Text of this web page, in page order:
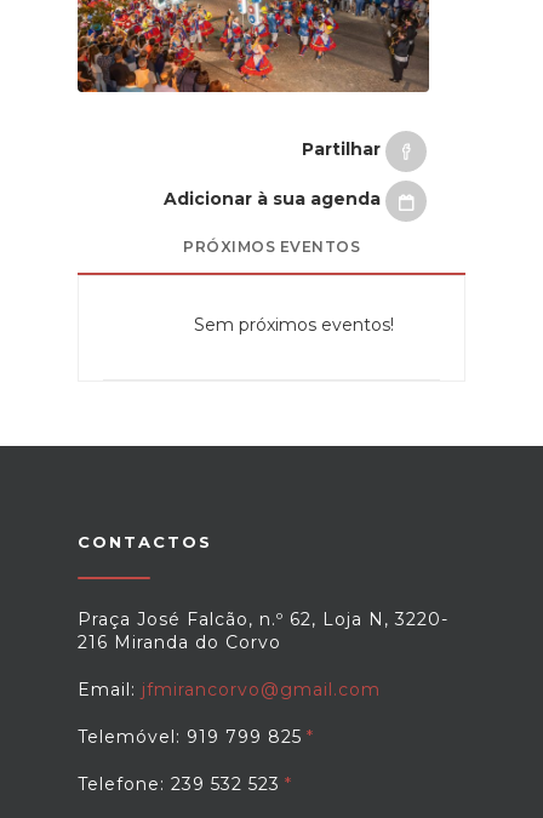
Partilhar
Adicionar à sua agenda
PRÓXIMOS EVENTOS
Sem próximos eventos!
CONTACTOS
Praça José Falcão, n.º 62, Loja N, 3220-
216 Miranda do Corvo
Email: jfmirancorvo@gmail.com
Telemóvel: 919 799 825
Telefone: 239 532 523